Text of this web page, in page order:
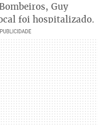
Guy
foi hospitalizado.